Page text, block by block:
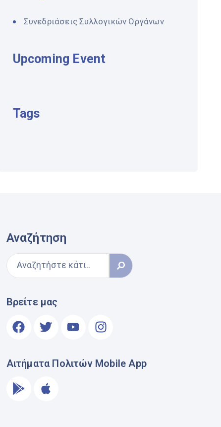
Συνεδριάσεις Συλλογικών Οργάνων
Upcoming Event
Tags
Αναζήτηση
Βρείτε μας
Αιτήματα Πολιτών Mobile App